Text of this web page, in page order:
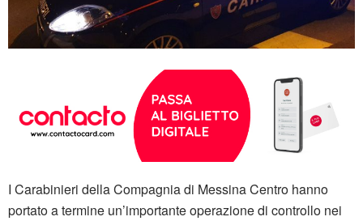
I Carabinieri della Compagnia di Messina Centro hanno
portato a termine un’importante operazione di controllo nei